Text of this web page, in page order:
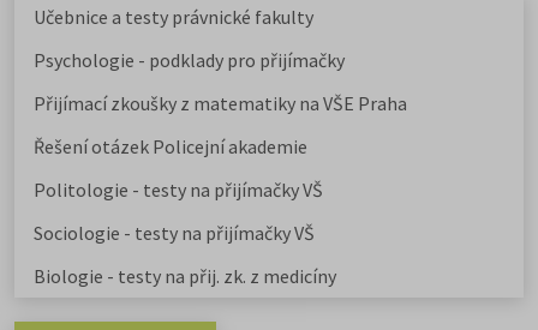
Učebnice a testy právnické fakulty
Psychologie - podklady pro přijímačky
Přijímací zkoušky z matematiky na VŠE Praha
Řešení otázek Policejní akademie
Politologie - testy na přijímačky VŠ
Sociologie - testy na přijímačky VŠ
Biologie - testy na přij. zk. z medicíny